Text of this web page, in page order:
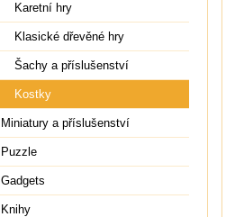
Karetní hry
Klasické dřevěné hry
Šachy a příslušenství
Kostky
Miniatury a příslušenství
Puzzle
Gadgets
Knihy